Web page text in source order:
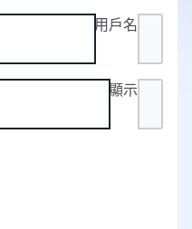
用戶名
顯示